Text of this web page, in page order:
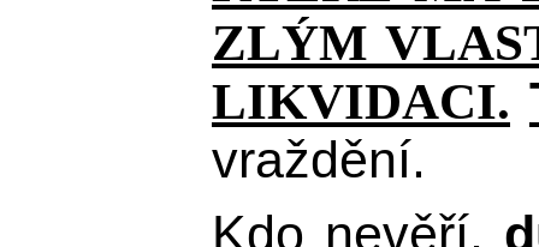
ZLÝM
LIKVIDACI.
vraždění.
Kdo nevěří,